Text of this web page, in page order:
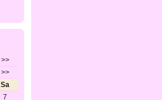
>>
>>
Sa
7